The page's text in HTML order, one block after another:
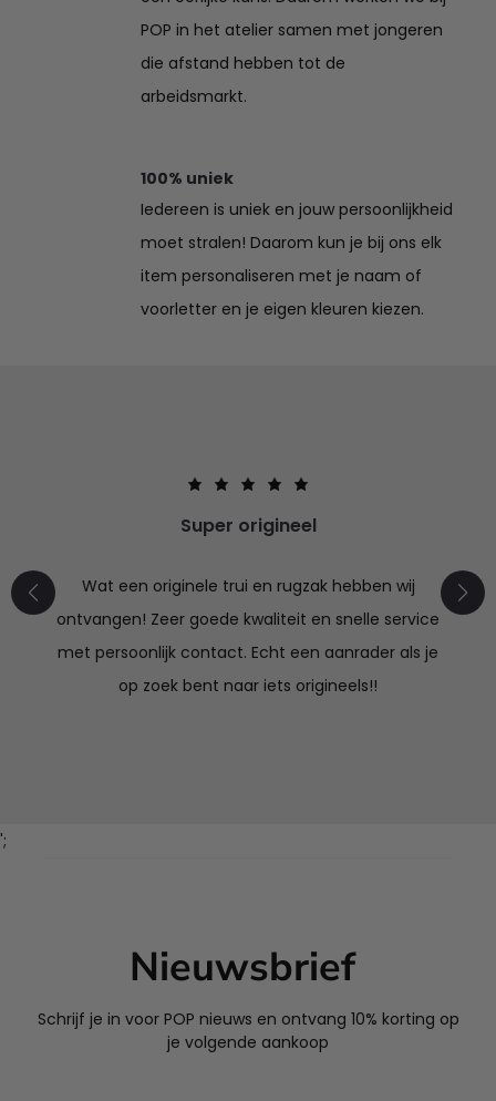
POP in het atelier samen met jongeren
die afstand hebben tot de
arbeidsmarkt.
100% uniek
Iedereen is uniek en jouw persoonlijkheid
moet stralen! Daarom kun je bij ons elk
item personaliseren met je naam of
voorletter en je eigen kleuren kiezen.
Super origineel
Wat een originele trui en rugzak hebben wij
ontvangen! Zeer goede kwaliteit en snelle service
met persoonlijk contact. Echt een aanrader als je
op zoek bent naar iets origineels!!
';
Nieuwsbrief
Schrijf je in voor POP nieuws en ontvang 10% korting op
je volgende aankoop